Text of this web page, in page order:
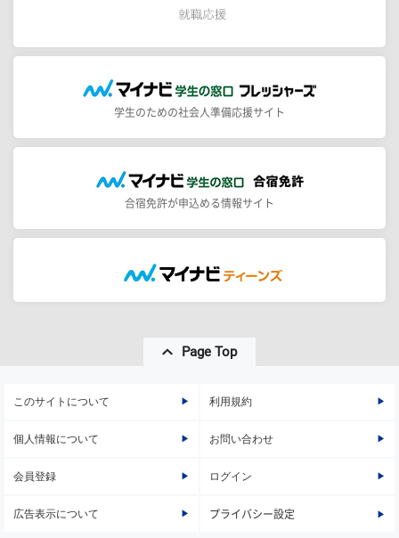
学生のための社会人準備応援サイト
合宿免許が申込める情報サイト
Page Top
このサイトについて 利用規約
個人情報について お問い合わせ
会員登録 ログイン
広告表示について プライバシー設定